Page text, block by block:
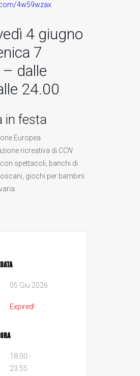
4w59wzax
4 giugno
7
dalle
24.00
in festa
Europea
ricreativa di CCN
, con spettacoli, banchi di
giochi per bambini
DATA
05 Giu 2026
Expired!
ORA
18:00 -
23:55